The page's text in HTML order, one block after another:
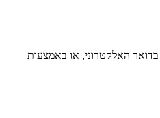
האלקטרוני, או באמצעות